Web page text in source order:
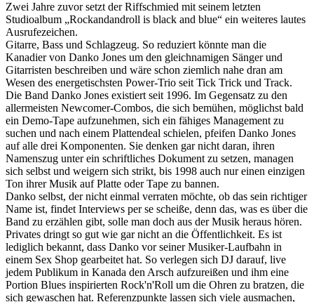
Zwei Jahre zuvor setzt der Riffschmied mit seinem letzten
Studioalbum „Rockandandroll is black and blue“ ein weiteres lautes
Ausrufezeichen.
Gitarre, Bass und Schlagzeug. So reduziert könnte man die
Kanadier von Danko Jones um den gleichnamigen Sänger und
Gitarristen beschreiben und wäre schon ziemlich nahe dran am
Wesen des energetischsten Power-Trio seit Tick Trick und Track.
Die Band Danko Jones existiert seit 1996. Im Gegensatz zu den
allermeisten Newcomer-Combos, die sich bemühen, möglichst bald
ein Demo-Tape aufzunehmen, sich ein fähiges Management zu
suchen und nach einem Plattendeal schielen, pfeifen Danko Jones
auf alle drei Komponenten. Sie denken gar nicht daran, ihren
Namenszug unter ein schriftliches Dokument zu setzen, managen
sich selbst und weigern sich strikt, bis 1998 auch nur einen einzigen
Ton ihrer Musik auf Platte oder Tape zu bannen.
Danko selbst, der nicht einmal verraten möchte, ob das sein richtiger
Name ist, findet Interviews per se scheiße, denn das, was es über die
Band zu erzählen gibt, solle man doch aus der Musik heraus hören.
Privates dringt so gut wie gar nicht an die Öffentlichkeit. Es ist
lediglich bekannt, dass Danko vor seiner Musiker-Laufbahn in
einem Sex Shop gearbeitet hat. So verlegen sich DJ darauf, live
jedem Publikum in Kanada den Arsch aufzureißen und ihm eine
Portion Blues inspirierten Rock'n'Roll um die Ohren zu bratzen, die
sich gewaschen hat. Referenzpunkte lassen sich viele ausmachen,